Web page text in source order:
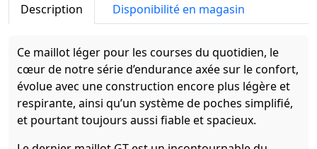
Description Disponibilité en magasin
Ce maillot léger pour les courses du quotidien, le
cœur de notre série d’endurance axée sur le confort,
évolue avec une construction encore plus légère et
respirante, ainsi qu’un système de poches simplifié,
et pourtant toujours aussi fiable et spacieux.